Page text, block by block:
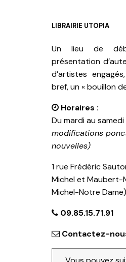
LIBRAIRIE UTOPIA
Un lieu de
présentation
d’artistes
bref, un « bouillon
Horaires :
Du mardi au samedi
modifications
nouvelles)
1 rue Frédéric
Michel et Maubert-
Michel-Notre Dame)
09.85.15.71.91
Contactez-